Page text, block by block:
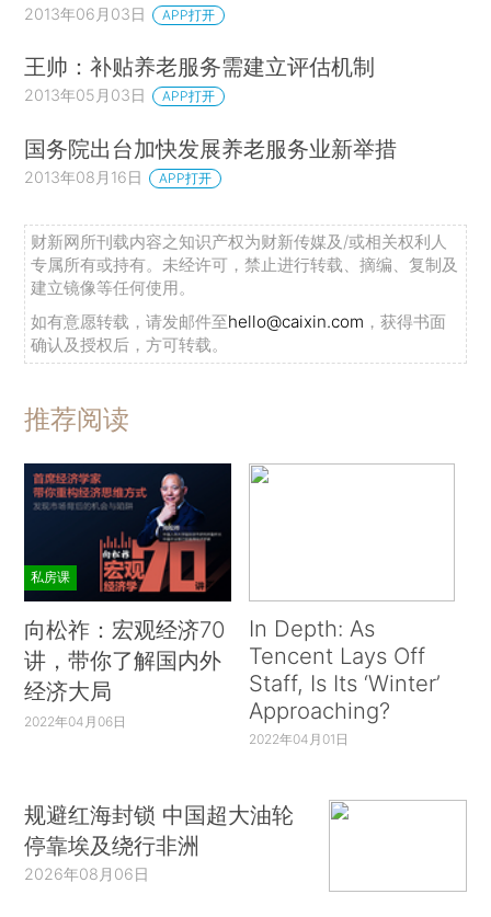
2013年06月03日 APP打开
王帅：补贴养老服务需建立评估机制
2013年05月03日 APP打开
国务院出台加快发展养老服务业新举措
2013年08月16日 APP打开
财新网所刊载内容之知识产权为财新传媒及/或相关权利人
专属所有或持有。未经许可，禁止进行转载、摘编、复制及
建立镜像等任何使用。
如有意愿转载，请发邮件至hello@caixin.com ，获得书面
确认及授权后，方可转载。
推荐阅读
私房课
向松祚：宏观经济70
讲，带你了解国内外
经济大局
2022年04月06日
In Depth: As
Tencent Lays Off
Staff, Is Its ‘Winter’
Approaching?
2022年04月01日
规避红海封锁 中国超大油轮
停靠埃及绕行非洲
2026年08月06日